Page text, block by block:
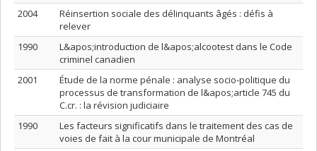
2004
Réinsertion sociale des délinquants âgés : défis à
relever
1990
L&apos;introduction de l&apos;alcootest dans le Code
criminel canadien
2001
Étude de la norme pénale : analyse socio-politique du
processus de transformation de l&apos;article 745 du
C.cr. : la révision judiciaire
1990
Les facteurs significatifs dans le traitement des cas de
voies de fait à la cour municipale de Montréal